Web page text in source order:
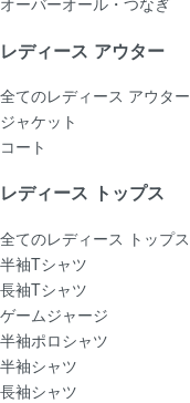
レディース アウター
全てのレディース アウター
ジャケット
コート
レディース トップス
全てのレディース トップス
半袖Tシャツ
長袖Tシャツ
ゲームジャージ
半袖ポロシャツ
半袖シャツ
長袖シャツ